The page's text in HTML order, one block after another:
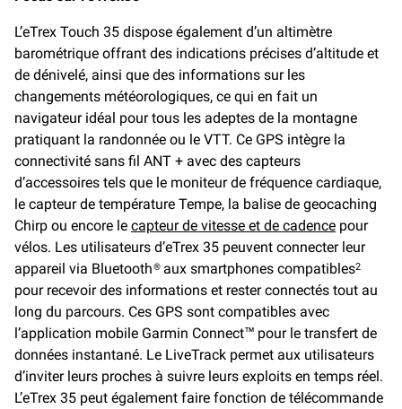
L’eTrex Touch 35 dispose également d’un altimètre
barométrique offrant des indications précises d’altitude et
de dénivelé, ainsi que des informations sur les
changements météorologiques, ce qui en fait un
navigateur idéal pour tous les adeptes de la montagne
pratiquant la randonnée ou le VTT. Ce GPS intègre la
connectivité sans fil ANT + avec des capteurs
d’accessoires tels que le moniteur de fréquence cardiaque,
le capteur de température Tempe, la balise de geocaching
Chirp ou encore le capteur de vitesse et de cadence pour
vélos. Les utilisateurs d’eTrex 35 peuvent connecter leur
appareil via Bluetooth® aux smartphones compatibles2
pour recevoir des informations et rester connectés tout au
long du parcours. Ces GPS sont compatibles avec
l’application mobile Garmin Connect™ pour le transfert de
données instantané. Le LiveTrack permet aux utilisateurs
d’inviter leurs proches à suivre leurs exploits en temps réel.
L’eTrex 35 peut également faire fonction de télécommande